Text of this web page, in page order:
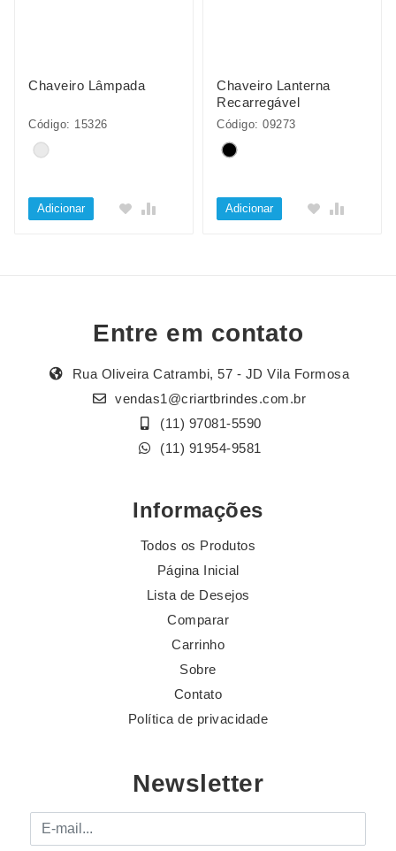
Chaveiro Lâmpada
Código: 15326
Adicionar
Chaveiro Lanterna
Recarregável
Código: 09273
Adicionar
Entre em contato
Rua Oliveira Catrambi, 57 - JD Vila Formosa
vendas1@criartbrindes.com.br
(11) 97081-5590
(11) 91954-9581
Informações
Todos os Produtos
Página Inicial
Lista de Desejos
Comparar
Carrinho
Sobre
Contato
Política de privacidade
Newsletter
E-mail